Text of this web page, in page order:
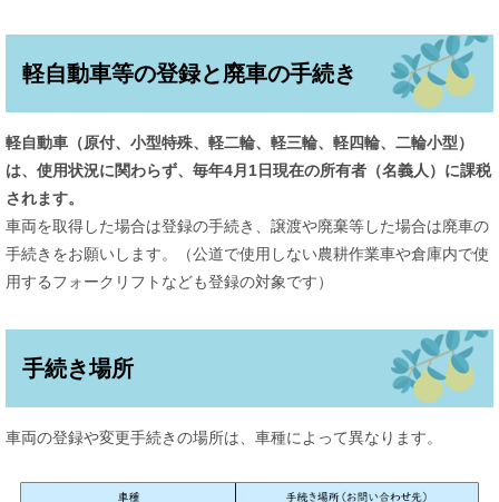
軽自動車等の登録と廃車の手続き
軽自動車（原付、小型特殊、軽二輪、軽三輪、軽四輪、二輪小型）
は、使用状況に関わらず、毎年4月1日現在の所有者（名義人）に課税
されます。
車両を取得した場合は登録の手続き、譲渡や廃棄等した場合は廃車の
手続きをお願いします。（公道で使用しない農耕作業車や倉庫内で使
用するフォークリフトなども登録の対象です）
手続き場所
車両の登録や変更手続きの場所は、車種によって異なります。